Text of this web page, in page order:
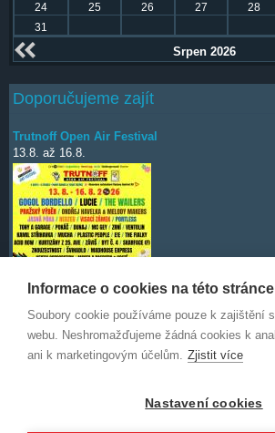
24
25 26 27 28
31
Srpen 2026
Doporučujeme zajít
Trutnoff Open Air Festival
13.8. až 16.8.
Deep Purple
7.10.
Informace o cookies na této stránce
Soubory cookie používáme pouze k zajištění
webu. Neshromažďujeme žádná cookies k
ani k marketingovým účelům. Zjistit více
Nastavení cookies